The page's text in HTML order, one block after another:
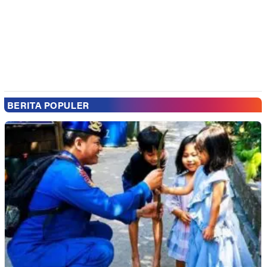
BERITA POPULER